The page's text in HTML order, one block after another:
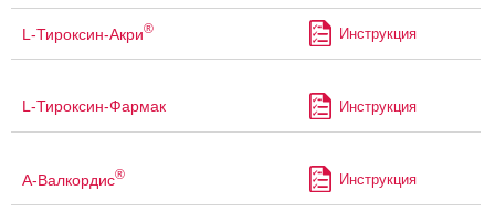
L-Тироксин-Акри® Инструкция
L-Тироксин-Фармак Инструкция
А-Валкордис® Инструкция